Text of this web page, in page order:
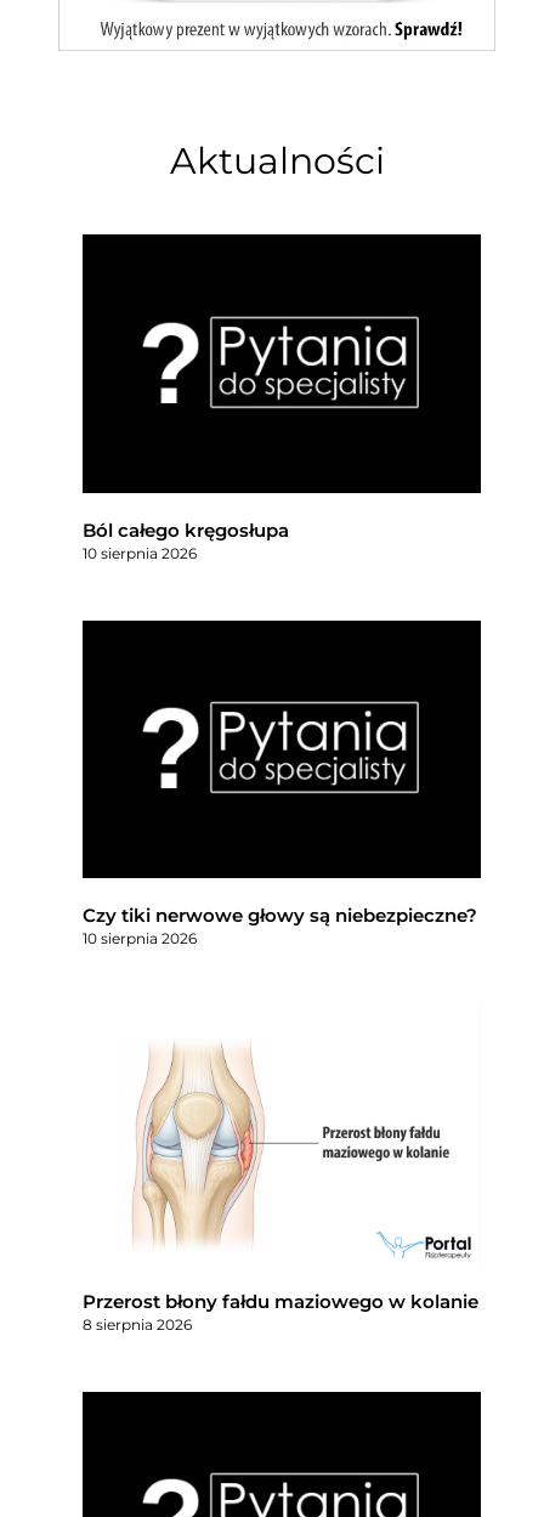
Aktualności
Ból całego kręgosłupa
10 sierpnia 2026
Czy tiki nerwowe głowy są niebezpieczne?
10 sierpnia 2026
Przerost błony fałdu maziowego w kolanie
8 sierpnia 2026